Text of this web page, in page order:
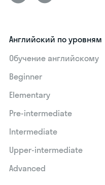
Английский по уровням
Обучение английскому
Beginner
Elementary
Pre-intermediate
Intermediate
Upper-intermediate
Advanced